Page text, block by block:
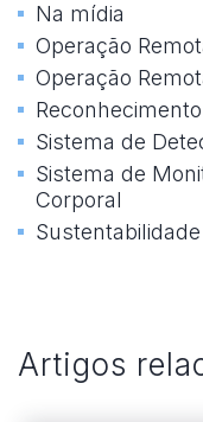
Na mídia
Operação
Operação
Sistema de
Sistema de
Corporal
Sustentabilidade
Artigos